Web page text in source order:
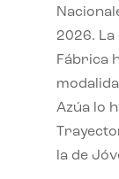
2026.
Fábrica
Azúa lo
la de